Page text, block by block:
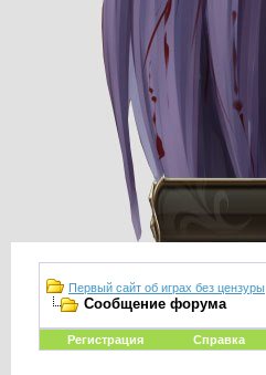
Первый сайт об играх без цензуры
Сообщение форума
Регистрация Справка